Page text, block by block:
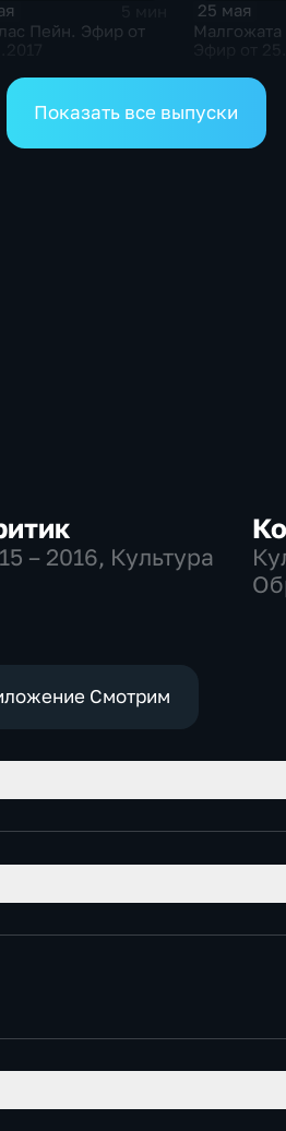
Пейн. Эфир от
25 мая
Малгожата
Показать все выпуски
– 2016, Культура
Смотрим